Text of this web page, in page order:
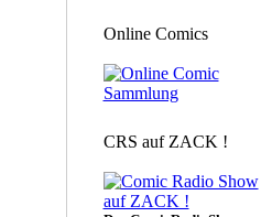
Online Comics
CRS auf ZACK !